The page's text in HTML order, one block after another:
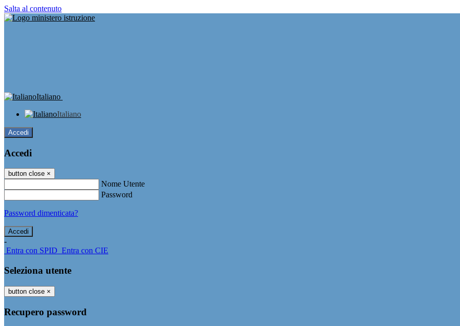
Salta al contenuto
Italiano
Italiano
Accedi
Accedi
button close ×
Nome Utente
Password
Password dimenticata?
-
Entra con SPID Entra con CIE
Seleziona utente
button close ×
Recupero password